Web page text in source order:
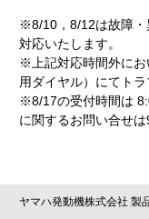
約の条
ゆる損
損害、
体の損
切の金
れらに
会社は
き、一切
※8/10，8/12は故障・
対応いたします。
※上記対応時間外に
用ダイヤル）にてト
※8/17の受付時間は
に関するお問い合せは
ヤマハ発動機株式会社 製